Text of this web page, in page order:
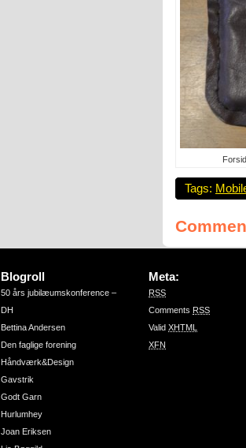
Tags:
Blogroll
50 års jubilæumskonference –
DH
Bettina Andersen
Den faglige forening
Håndværk&Design
Gavstrik
Godt Garn
Hurlumhey
Joan Eriksen
Meta:
RSS
Comments RSS
Valid XHTML
XFN